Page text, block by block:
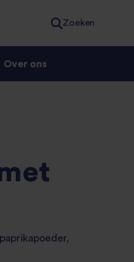
Zoeken
Over ons